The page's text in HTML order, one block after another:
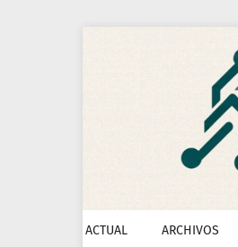
ACTUAL ARCHIVOS